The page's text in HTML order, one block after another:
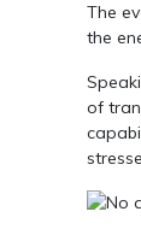
The
the
of